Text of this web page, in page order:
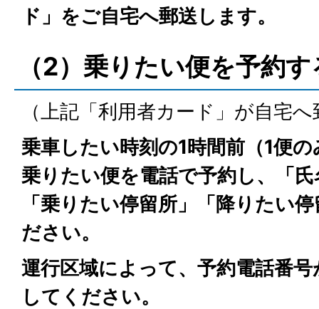
ド」をご自宅へ郵送します。
（2）乗りたい便を予約す
（上記「利用者カード」が自宅
乗車したい時刻の1時間前（1便
乗りたい便を電話で予約し、「
「乗りたい停留所」「降りたい
ださい。
運行区域によって、予約電話番
してください。